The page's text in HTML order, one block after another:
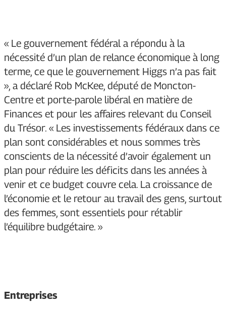
« Le gouvernement fédéral a répondu à la
nécessité d’un plan de relance économique à long
terme, ce que le gouvernement Higgs n’a pas fait
», a déclaré Rob McKee, député de Moncton-
Centre et porte-parole libéral en matière de
Finances et pour les affaires relevant du Conseil
du Trésor. « Les investissements fédéraux dans ce
plan sont considérables et nous sommes très
conscients de la nécessité d’avoir également un
plan pour réduire les déficits dans les années à
venir et ce budget couvre cela. La croissance de
l’économie et le retour au travail des gens, surtout
des femmes, sont essentiels pour rétablir
l’équilibre budgétaire. »
Entreprises